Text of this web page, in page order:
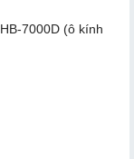
7000D (ô kính